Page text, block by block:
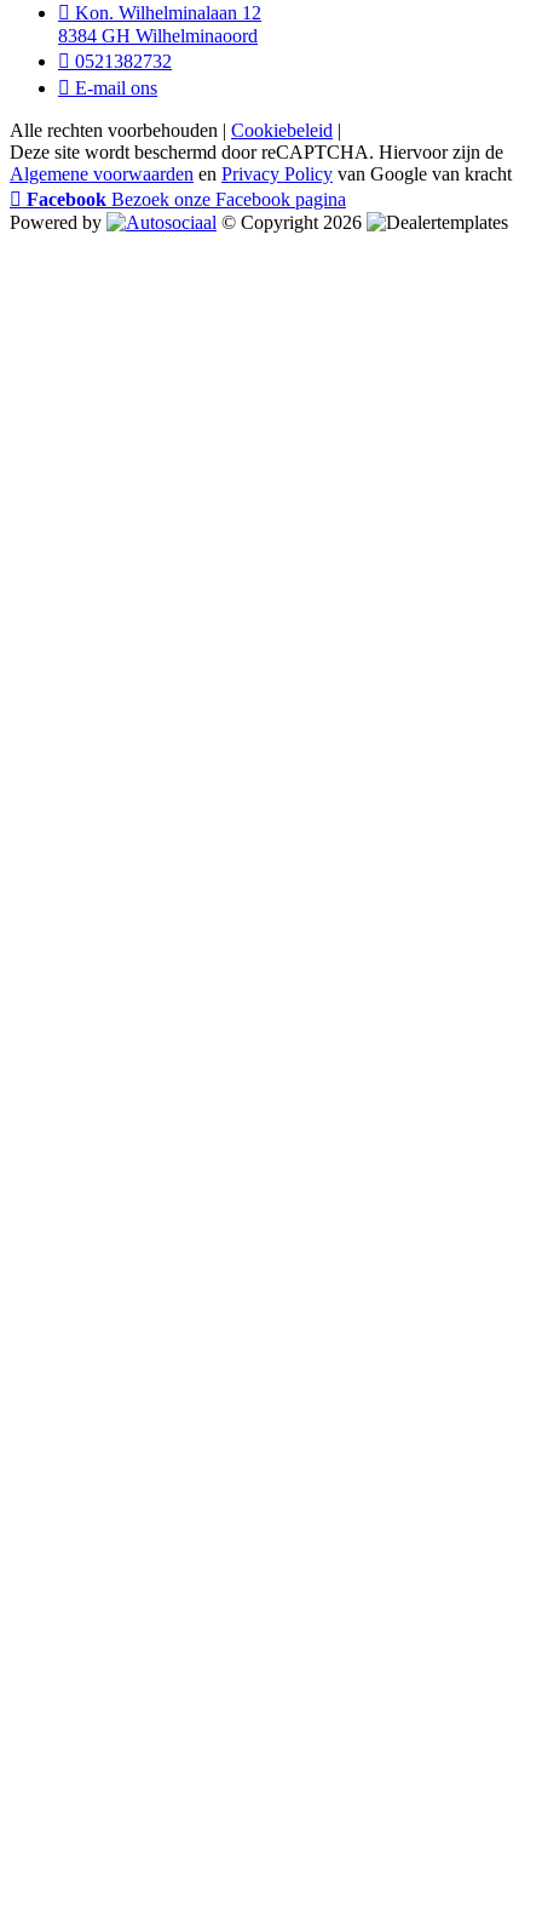
Kon. Wilhelminalaan 12
8384 GH Wilhelminaoord
0521382732
E-mail ons
Alle rechten voorbehouden | Cookiebeleid |
Deze site wordt beschermd door reCAPTCHA. Hiervoor zijn de
Algemene voorwaarden en Privacy Policy van Google van kracht
Facebook Bezoek onze Facebook pagina
Powered by
© Copyright 2026